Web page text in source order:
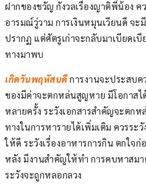
ฝากของขวัญ กังวลเรื่องญาติพี่น้อง ค
อารมณ์วู่วาม การเงินหมุนเวียนดี จะ
ปรากฏ แต่ศัตรูเก่าจะกลับมาเบียดเ
ทางมาพบ
เกิดวันพฤหัสบดีการงานจะประสบค
ของมีค่าจะตกหล่นสูญหาย มีโอกาสไ
หลายครั้ง ระวังเอกสารสำคัญจะตก
ทางในการหารายได้เพิ่มเติม ควรระ
ให้ดี ระวังเรื่องอาหารการกิน ตกใจ
หลัง มีงานสำคัญให้ทำ การคบหาสม
ระวังจะถูกหลอกลวง